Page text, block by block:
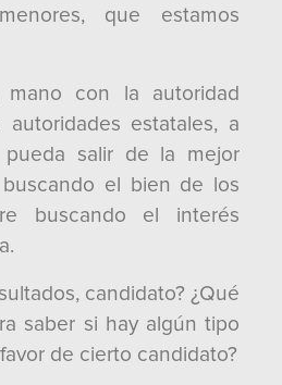
que estamos
con la autoridad
estatales, a
salir de la mejor
el bien de los
buscando el interés
candidato? ¿Qué
saber si hay algún tipo
de cierto candidato?